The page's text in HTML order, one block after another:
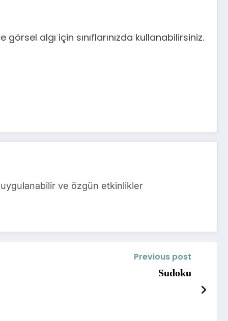
algı için sınıflarınızda kullanabilirsiniz.
ve özgün etkinlikler
Previous post
Sudoku